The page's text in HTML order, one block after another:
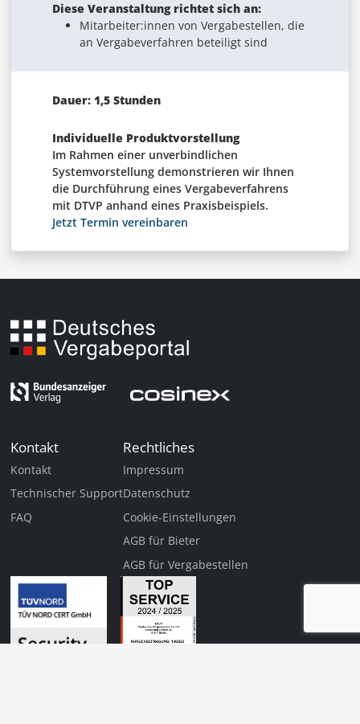
Diese Veranstaltung
ist für Siekostenfrei
Diese Veranstaltung richtet sich an:
Mitarbeiter:innen von Vergabestellen, die
an Vergabeverfahren beteiligt sind
Dauer: 1,5 Stunden
Individuelle Produktvorstellung
Im Rahmen einer unverbindlichen
Systemvorstellung demonstrieren wir Ihnen
die Durchführung eines Vergabeverfahrens
mit DTVP anhand eines Praxisbeispiels.
Jetzt Termin vereinbaren
Kontakt
Kontakt
Technischer Support
FAQ
Rechtliches
Impressum
Datenschutz
Cookie-Einstellungen
AGB für Bieter
AGB für Vergabestellen